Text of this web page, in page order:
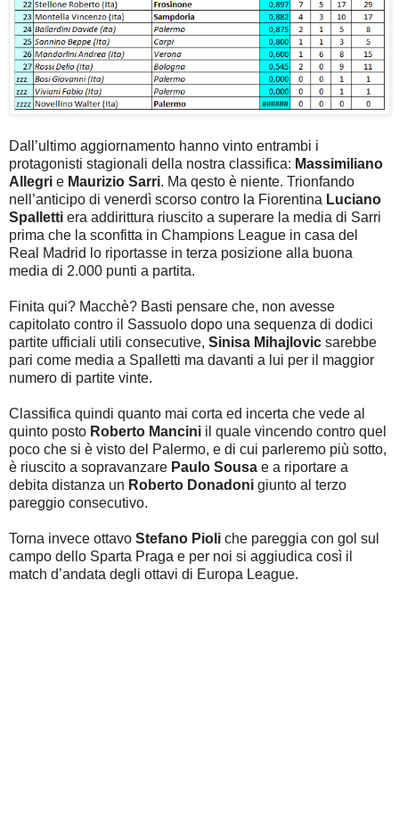
Dall’ultimo aggiornamento hanno vinto entrambi i
protagonisti stagionali della nostra classifica: Massimiliano
Allegri e Maurizio Sarri. Ma qesto è niente. Trionfando
nell’anticipo di venerdì scorso contro la Fiorentina Luciano
Spalletti era addirittura riuscito a superare la media di Sarri
prima che la sconfitta in Champions League in casa del
Real Madrid lo riportasse in terza posizione alla buona
media di 2.000 punti a partita.
Finita qui? Macchè? Basti pensare che, non avesse
capitolato contro il Sassuolo dopo una sequenza di dodici
partite ufficiali utili consecutive, Sinisa Mihajlovic sarebbe
pari come media a Spalletti ma davanti a lui per il maggior
numero di partite vinte.
Classifica quindi quanto mai corta ed incerta che vede al
quinto posto Roberto Mancini il quale vincendo contro quel
poco che si è visto del Palermo, e di cui parleremo più sotto,
è riuscito a sopravanzare Paulo Sousa e a riportare a
debita distanza un Roberto Donadoni giunto al terzo
pareggio consecutivo.
Torna invece ottavo Stefano Pioli che pareggia con gol sul
campo dello Sparta Praga e per noi si aggiudica così il
match d’andata degli ottavi di Europa League.